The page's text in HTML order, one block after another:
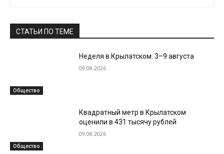
СТАТЬИ ПО ТЕМЕ
Общество
Неделя в Крылатском: 3–9 августа
09.08.2026
Общество
Квадратный метр в Крылатском
оценили в 431 тысячу рублей
09.08.2026